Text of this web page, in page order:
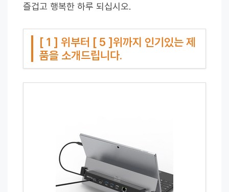
즐겁고 행복한 하루 되십시오.
[ 1 ] 위부터 [ 5 ]위까지 인기있는 제
품을 소개드립니다.